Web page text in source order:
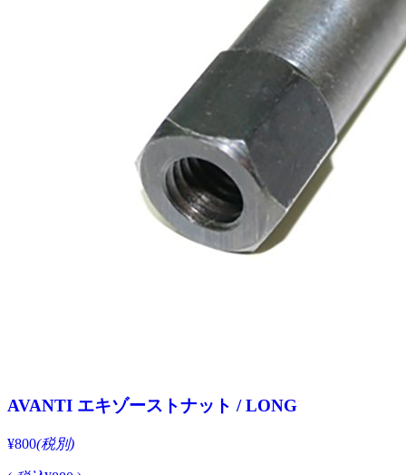
AVANTI エキゾーストナット / LONG
¥800(税別)